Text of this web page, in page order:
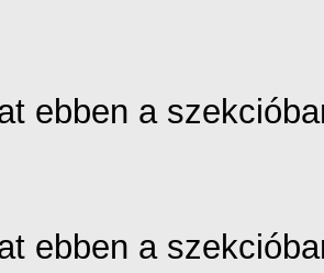
ebben a
ebben a